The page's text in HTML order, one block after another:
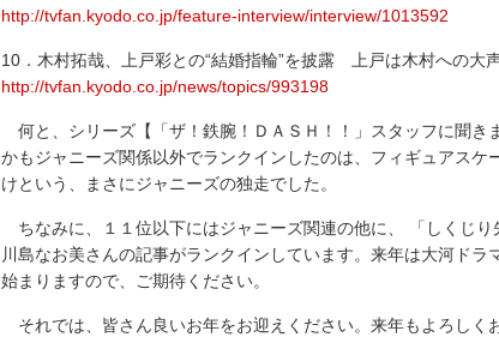
http://tvfan.kyodo.co.jp/feature-interview/interview/1013592
10．木村拓哉、上戸彩との“結婚指輪”を披露 上戸は木村への大
http://tvfan.kyodo.co.jp/news/topics/993198
何と、シリーズ【「ザ！鉄腕！ＤＡＳＨ！！」スタッフに聞
かもジャニーズ関係以外でランクインしたのは、フィギュアスケ
けという、まさにジャニーズの独走でした。
ちなみに、１１位以下にはジャニーズ関連の他に、 「しくじり
川島なお美さんの記事がランクインしています。来年は大河ドラ
始まりますので、ご期待ください。
それでは、皆さん良いお年をお迎えください。来年もよろしく